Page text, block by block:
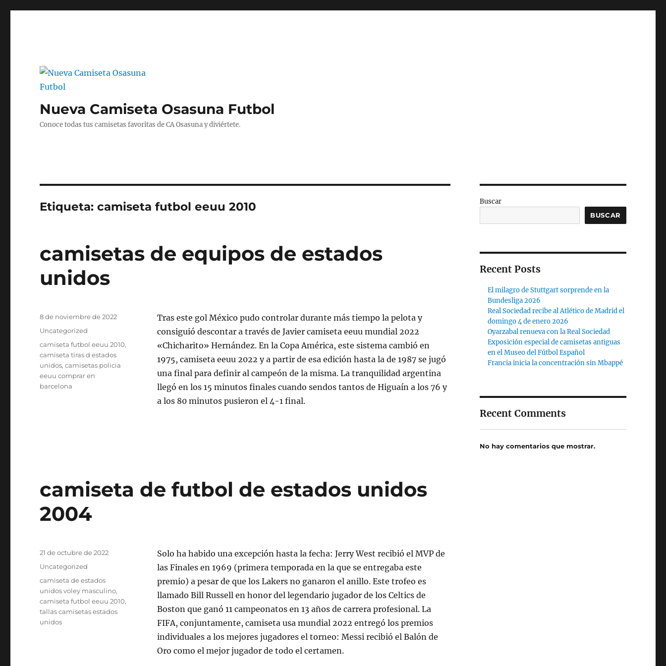
Nueva Camiseta Osasuna Futbol
Conoce todas tus camisetas favoritas de CA Osasuna y diviértete.
Etiqueta:camiseta futbol eeuu 2010
camisetas de equipos de estados
unidos
Tras este gol México pudo controlar durante más tiempo la pelota y
consiguió descontar a través de Javier camiseta eeuu mundial 2022
«Chicharito» Hernández. En la Copa América, este sistema cambió en
1975, camiseta eeuu 2022 y a partir de esa edición hasta la de 1987 se jugó
una final para definir al campeón de la misma. La tranquilidad argentina
llegó en los 15 minutos finales cuando sendos tantos de Higuaín a los 76 y
a los 80 minutos pusieron el 4-1 final.
Publicado
8 de noviembre de 2022
Categorías
Uncategorized
Etiquetas
camiseta futbol eeuu 2010,
camiseta tiras d estados
unidos,camisetas policia
eeuu comprar en
barcelona
camiseta de futbol de estados unidos
2004
Solo ha habido una excepción hasta la fecha: Jerry West recibió el MVP de
las Finales en 1969 (primera temporada en la que se entregaba este
premio) a pesar de que los Lakers no ganaron el anillo. Este trofeo es
llamado Bill Russell en honor del legendario jugador de los Celtics de
Boston que ganó 11 campeonatos en 13 años de carrera profesional. La
FIFA, conjuntamente, camiseta usa mundial 2022 entregó los premios
individuales a los mejores jugadores el torneo: Messi recibió el Balón de
Oro como el mejor jugador de todo el certamen.
Publicado
21 de octubre de 2022
Categorías
Uncategorized
Etiquetas
camiseta de estados
unidos voley masculino,
camiseta futbol eeuu 2010,
tallas camisetas estados
unidos
Buscar
BUSCAR
Recent Posts
El milagro de Stuttgart sorprende en la
Bundesliga 2026
Real Sociedad recibe al Atlético de Madrid el
domingo 4 de enero 2026
Oyarzabal renueva con la Real Sociedad
Exposición especial de camisetas antiguas
en el Museo del Fútbol Español
Francia inicia la concentración sin Mbappé
Recent Comments
No hay comentarios que mostrar.